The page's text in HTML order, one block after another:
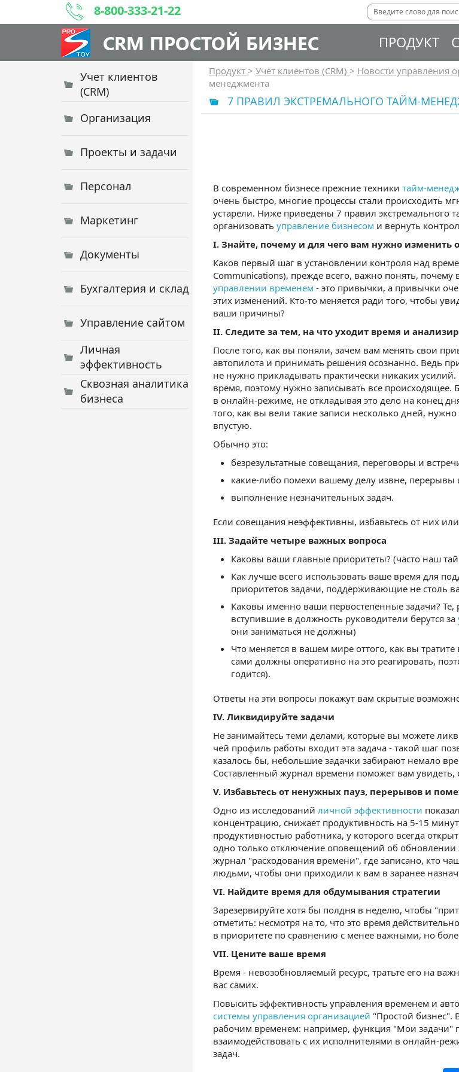
8-800-333-21-22
CRM ПРОСТОЙ БИЗНЕС ПРОДУКТ
Учет клиентов
(CRM)
Организация
Проекты и задачи
Персонал
Маркетинг
Документы
Бухгалтерия и склад
Управление сайтом
Личная
эффективность
Сквозная аналитика
бизнеса
Продукт > Учет клиентов (CRM) > Новости управления
менеджмента
7 ПРАВИЛ ЭКСТРЕМАЛЬНОГО ТАЙМ-
В современном бизнесе прежние техники тайм-
очень быстро, многие процессы стали происходить
устарели. Ниже приведены 7 правил экстремального
организовать управление бизнесом и вернуть
I. Знайте, почему и для чего вам нужно изменить
Каков первый шаг в установлении контроля над
Communications), прежде всего, важно понять,
управлении временем - это привычки, а привычки
этих изменений. Кто-то меняется ради того, чтобы
ваши причины?
II. Следите за тем, на что уходит время и
После того, как вы поняли, зачем вам менять свои
автопилота и принимать решения осознанно. Ведь
не нужно прикладывать практически никаких
время, поэтому нужно записывать все происходящее.
в онлайн-режиме, не откладывая это дело на конец
того, как вы вели такие записи несколько дней,
впустую.
Обычно это:
безрезультатные совещания, переговоры и
какие-либо помехи вашему делу извне, перерывы
выполнение незначительных задач.
Если совещания неэффективны, избавьтесь от них
III. Задайте четыре важных вопроса
Каковы ваши главные приоритеты? (часто наш
Как лучше всего использовать ваше время для
приоритетов задачи, поддерживающие не столь
Каковы именно ваши первостепенные задачи?
вступившие в должность руководители берутся за
они заниматься не должны)
Что меняется в вашем мире оттого, как вы
сами должны оперативно на это реагировать,
годится).
Ответы на эти вопросы покажут вам скрытые
IV. Ликвидируйте задачи
Не занимайтесь теми делами, которые вы можете
чей профиль работы входит эта задача - такой шаг
казалось бы, небольшие задачки забирают немало
Составленный журнал времени поможет вам увидеть,
V. Избавьтесь от ненужных пауз, перерывов и
Одно из исследований личной эффективности
концентрацию, снижает продуктивность на 5-15
продуктивностью работника, у которого всегда
одно только отключение оповещений об
журнал "расходования времени", где записано, кто
людьми, чтобы они приходили к вам в заранее
VI. Найдите время для обдумывания стратегии
Зарезервируйте хотя бы полдня в неделю, чтобы
отметить: несмотря на то, что это время
в приоритете по сравнению с менее важными, но
VII. Цените ваше время
Время - невозобновляемый ресурс, тратьте его на
вас самих.
Повысить эффективность управления временем и
системы управления организацией "Простой бизнес".
рабочим временем: например, функция "Мои задачи"
взаимодействовать с их исполнителями в онлайн-
задач.